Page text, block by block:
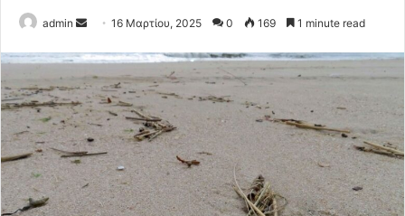
admin
Send
email
16 Μαρτίου, 2025 0 169 1 minute read